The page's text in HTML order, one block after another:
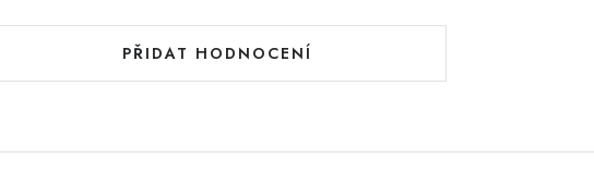
PŘIDAT HODNOCENÍ